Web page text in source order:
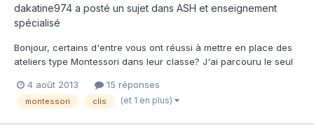
dakatine974 a posté un sujet dans ASH et enseignement
spécialisé
Bonjour, certains d'entre vous ont réussi à mettre en place des
ateliers type Montessori dans leur classe? J'ai parcouru le seul
claire. J'ai envie de proposer des ateliers type Montessori en
autonomie l'an prochain mixés avec des ateli...
4 août 2013 15 réponses
montessori clis (et 1 en plus)